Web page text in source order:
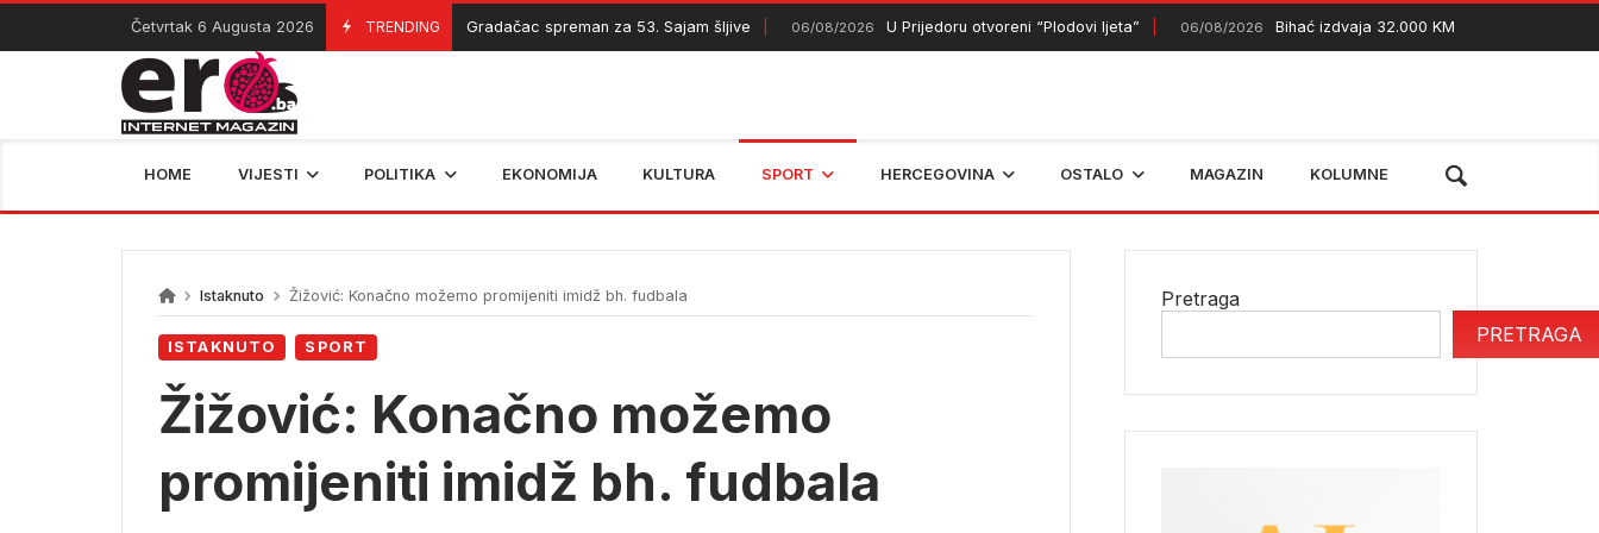
Skip
content
Četvrtak 6 Augusta 2026 TRENDING
06/08/2026 Gradačac spreman za 53. Sajam šljive 06/08/2026 U Prijedoru otvoreni “Plodovi ljeta” 06/08/2026 Bihać izdvaja 32.000 KM za podršku mladim
HOME VIJESTI POLITIKA EKONOMIJA KULTURA SPORT HERCEGOVINA OSTALO MAGAZIN KOLUMNE
Istaknuto Žižović: Konačno možemo promijeniti imidž bh. fudbala
ISTAKNUTO SPORT
Žižović: Konačno možemo
promijeniti imidž bh. fudbala
Pretraga
PRETRAGA